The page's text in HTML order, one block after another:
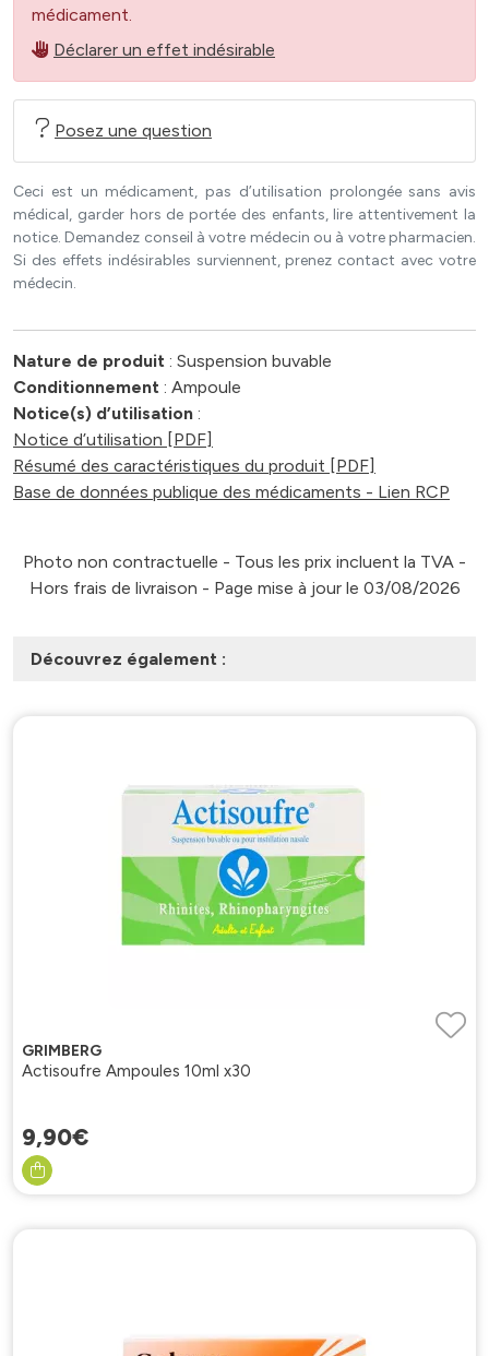
médicament.
Déclarer un effet indésirable
Posez une question
Ceci est un médicament, pas d’utilisation prolongée sans avis
médical, garder hors de portée des enfants, lire attentivement la
notice. Demandez conseil à votre médecin ou à votre pharmacien.
Si des effets indésirables surviennent, prenez contact avec votre
médecin.
Nature de produit : Suspension buvable
Conditionnement : Ampoule
Notice(s) d’utilisation :
Notice d’utilisation [PDF]
Résumé des caractéristiques du produit [PDF]
Base de données publique des médicaments - Lien RCP
Photo non contractuelle - Tous les prix incluent la TVA -
Hors frais de livraison - Page mise à jour le 03/08/2026
Découvrez également :
GRIMBERG
Actisoufre Ampoules 10ml x30
9,90€